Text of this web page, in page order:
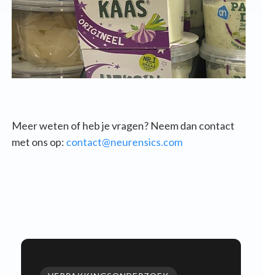
Meer weten of heb je vragen? Neem dan contact
met ons op: contact@neurensics.com